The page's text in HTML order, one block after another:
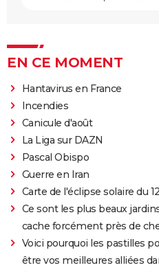
EN CE MOMENT
Hantavirus en France
Incendies
Canicule d'août
La Liga sur DAZN
Pascal Obispo
Guerre en Iran
Carte de l'éclipse solaire du
Ce sont les plus beaux
cache forcément près de
Voici pourquoi les pastilles
être vos meilleures alliées